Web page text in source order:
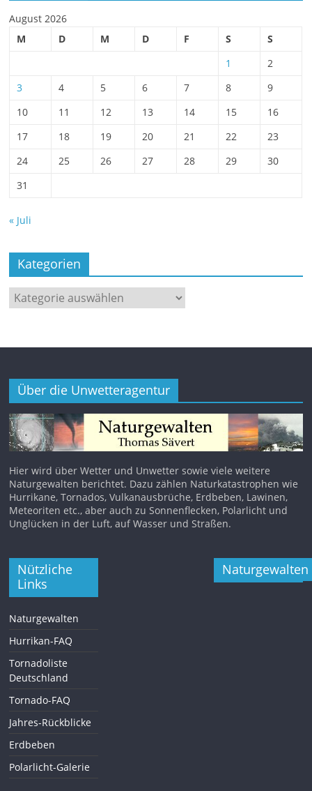
August 2026
M
D M D F S
S
1
2
3
4 5 6 7 8
9
10
11 12 13 14 15
16
17
18 19 20 21 22
23
24
25 26 27 28 29
30
31
« Juli
Kategorien
Kategorien
Über die Unwetteragentur
Hier wird über Wetter und Unwetter sowie viele weitere
Naturgewalten berichtet. Dazu zählen Naturkatastrophen wie
Hurrikane, Tornados, Vulkanausbrüche, Erdbeben, Lawinen,
Meteoriten etc., aber auch zu Sonnenflecken, Polarlicht und
Unglücken in der Luft, auf Wasser und Straßen.
Nützliche
Links
Naturgewalten
Hurrikan-FAQ
Tornadoliste
Deutschland
Tornado-FAQ
Jahres-Rückblicke
Erdbeben
Polarlicht-Galerie
Naturgewalten